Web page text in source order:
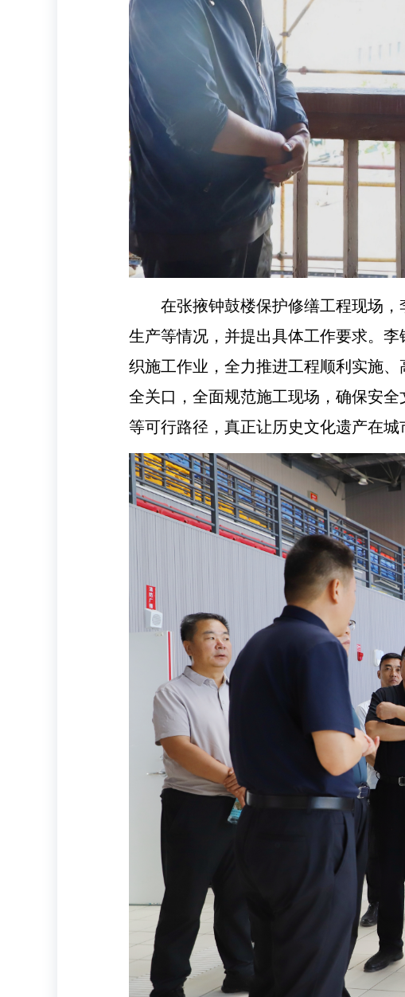
在张掖钟鼓楼保护修缮工程现场
生产等情况，并提出具体工作要求。
织施工作业，全力推进工程顺利实施
全关口，全面规范施工现场，确保安
等可行路径，真正让历史文化遗产在